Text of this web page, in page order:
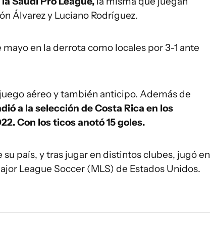
Álvarez y Luciano Rodríguez.
en la derrota como locales por 3-1 ante
aéreo y también anticipo. Además de
a la selección de Costa Rica en los
Con los ticos anotó 15 goles.
país, y tras jugar en distintos clubes, jugó en
League Soccer (MLS) de Estados Unidos.